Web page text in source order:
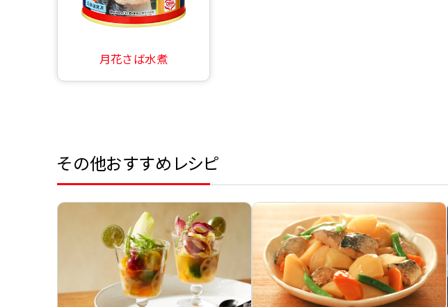
月花さば水煮
その他おすすめレシピ